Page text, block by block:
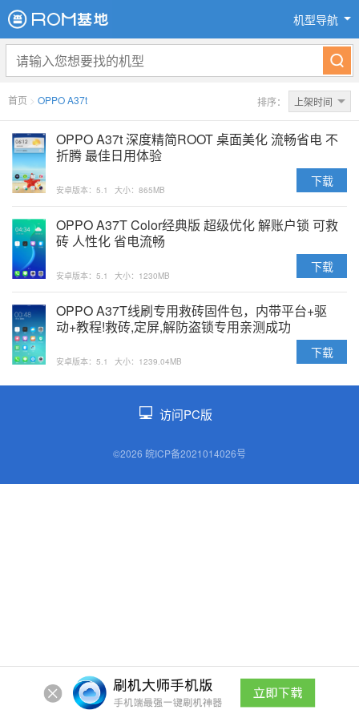
机型导航
首页 > OPPO A37t 排序： 上架时间
OPPO A37t 深度精简ROOT 桌面美化 流畅省电 不
折腾 最佳日用体验
安卓版本：5.1 大小：865MB
下载
OPPO A37T Color经典版 超级优化 解账户锁 可救
砖 人性化 省电流畅
安卓版本：5.1 大小：1230MB
下载
OPPO A37T线刷专用救砖固件包，内带平台+驱
动+教程!救砖,定屏,解防盗锁专用亲测成功
安卓版本：5.1 大小：1239.04MB
下载
访问PC版
©2026 皖ICP备2021014026号